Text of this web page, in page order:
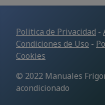
Politica de Privacidad -
Condiciones de Uso -
Cookies
© 2022 Manuales
acondicionado